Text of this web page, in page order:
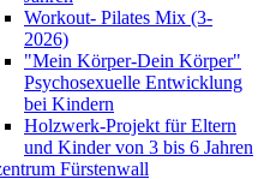
Workout- Pilates Mix (3-
2026)
"Mein Körper-Dein Körper"
Psychosexuelle Entwicklung
bei Kindern
Holzwerk-Projekt für Eltern
und Kinder von 3 bis 6 Jahren
Fürstenwall